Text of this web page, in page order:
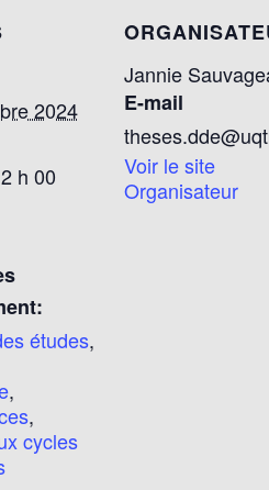
2024
h 00
études,
,
,
cycles
Jannie
E-mail
Voir le site
Organisateur